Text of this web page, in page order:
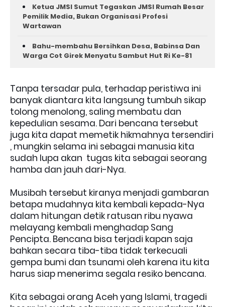
Ketua JMSI Sumut Tegaskan JMSI Rumah Besar
Pemilik Media, Bukan Organisasi Profesi
Wartawan
Bahu-membahu Bersihkan Desa, Babinsa Dan
Warga Cot Girek Menyatu Sambut Hut Ri Ke-81 ‎
Tanpa tersadar pula, terhadap peristiwa ini
banyak diantara kita langsung tumbuh sikap
tolong menolong, saling membatu dan
kepedulian sesama. Dari bencana tersebut
juga kita dapat memetik hikmahnya tersendiri
, mungkin selama ini sebagai manusia kita
sudah lupa akan tugas kita sebagai seorang
hamba dan jauh dari-Nya.
Musibah tersebut kiranya menjadi gambaran
betapa mudahnya kita kembali kepada-Nya
dalam hitungan detik ratusan ribu nyawa
melayang kembali menghadap Sang
Pencipta. Bencana bisa terjadi kapan saja
bahkan secara tiba-tiba tidak terkecuali
gempa bumi dan tsunami oleh karena itu kita
harus siap menerima segala resiko bencana.
Kita sebagai orang Aceh yang Islami, tragedi